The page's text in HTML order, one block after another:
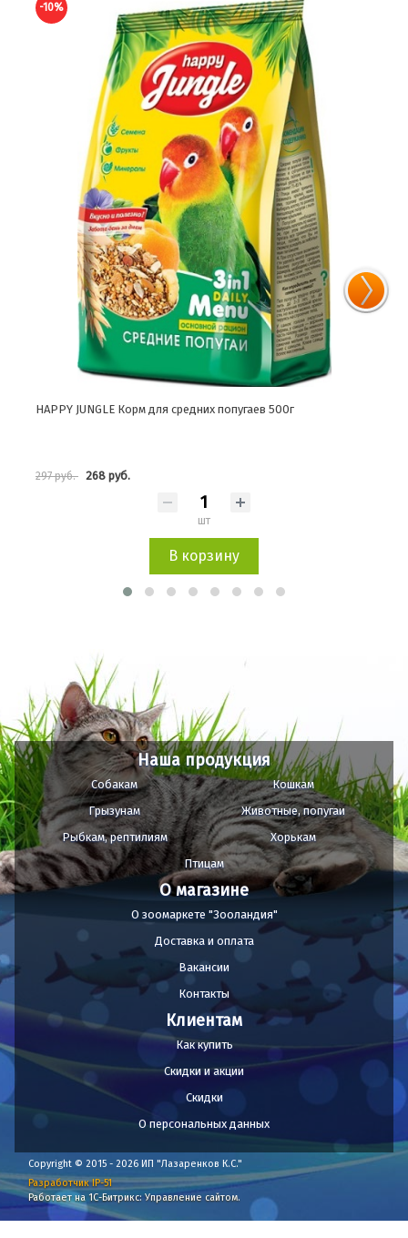
-10%
HAPPY JUNGLE Корм для средних попугаев 500г
297 руб. 268 руб.
шт
В корзину
Наша продукция
Собакам
Кошкам
Грызунам
Животные, попугаи
Рыбкам, рептилиям
Хорькам
Птицам
О магазине
О зоомаркете "Зооландия"
Доставка и оплата
Вакансии
Контакты
Клиентам
Как купить
Скидки и акции
Скидки
О персональных данных
Copyright © 2015 - 2026 ИП "Лазаренков К.С."
Разработчик IP-51
Работает на 1С-Битрикс: Управление сайтом.